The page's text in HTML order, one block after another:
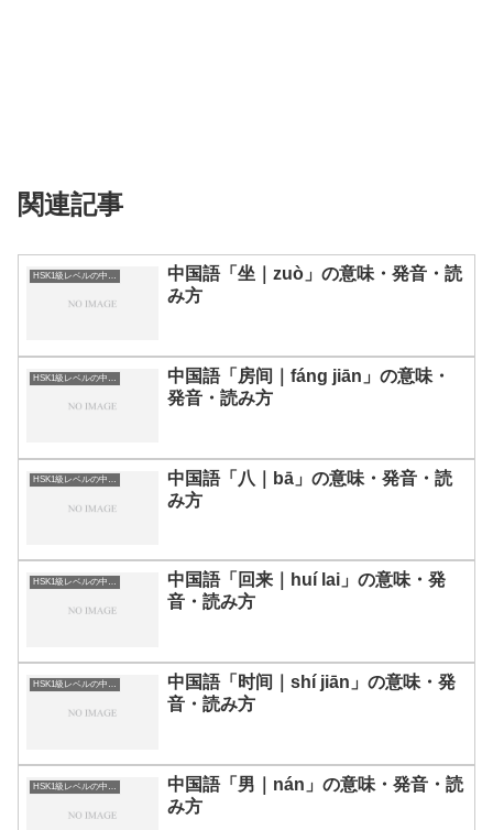
関連記事
中国語「坐｜zuò」の意味・発音・読
み方
中国語「房间｜fáng jiān」の意味・
発音・読み方
HSK1級レベルの中国語
中国語「八｜bā」の意味・発音・読
み方
HSK1級レベルの中国語
中国語「回来｜huí lai」の意味・発
音・読み方
HSK1級レベルの中国語
中国語「时间｜shí jiān」の意味・発
音・読み方
HSK1級レベルの中国語
中国語「男｜nán」の意味・発音・読
み方